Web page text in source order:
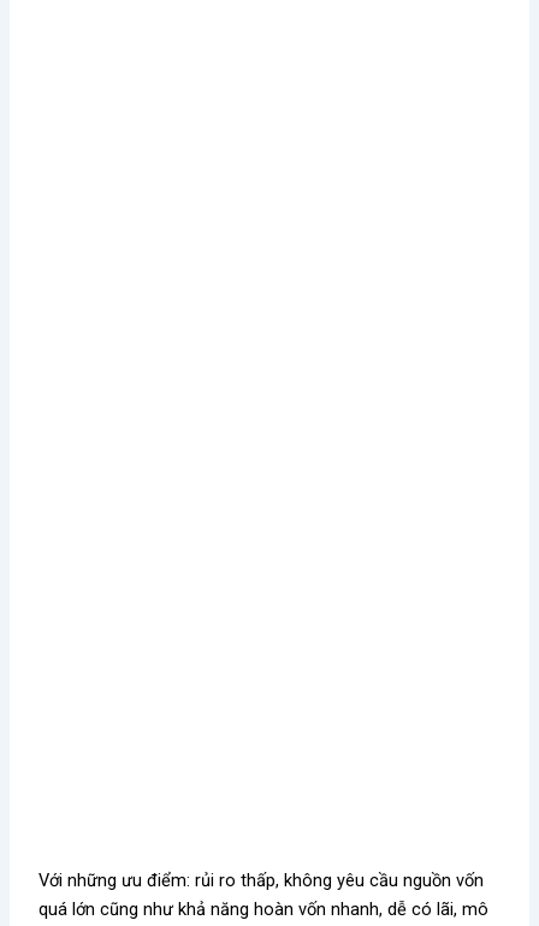
Với những ưu điểm: rủi ro thấp, không yêu cầu nguồn vốn
quá lớn cũng như khả năng hoàn vốn nhanh, dễ có lãi, mô